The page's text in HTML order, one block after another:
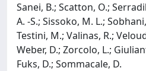
Sanei, B.; Scatton, O.;
A. -S.; Sissoko, M. L.;
Testini, M.; Valinas, R.;
Weber, D.; Zorcolo, L.;
Fuks, D.; Sommacale, D.